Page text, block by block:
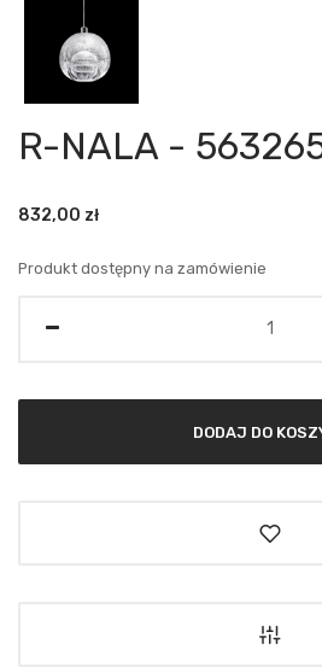
R-NALA -
832,00 zł
Produkt dostępny na zamówienie
DODAJ DO